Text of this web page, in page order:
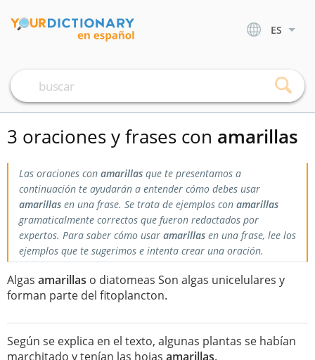
ES
3 oraciones y frases con amarillas
Las oraciones con amarillas que te presentamos a
continuación te ayudarán a entender cómo debes usar
amarillas en una frase. Se trata de ejemplos con amarillas
gramaticalmente correctos que fueron redactados por
expertos. Para saber cómo usar amarillas en una frase, lee los
ejemplos que te sugerimos e intenta crear una oración.
Algas amarillas o diatomeas Son algas unicelulares y
forman parte del fitoplancton.
Según se explica en el texto, algunas plantas se habían
marchitado y tenían las hojas amarillas.